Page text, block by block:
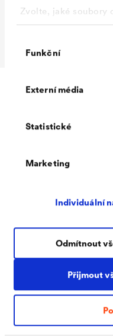
Zvolte, jaké soubory
souhlasu
Funkční
Externí média
Statistické
Marketing
Individuální
Přijmout
Odmítnout
Láhev - objem
® -ALPINA